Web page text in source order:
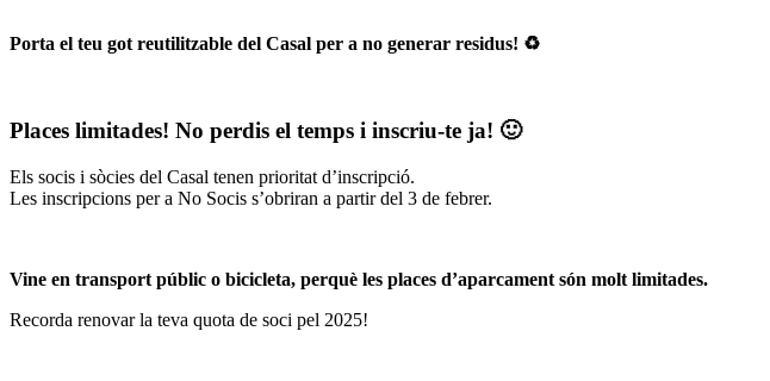
Porta el teu got reutilitzable del Casal per a no generar residus! ♻️
Places limitades! No perdis el temps i inscriu-te ja! 🙂
Els socis i sòcies del Casal tenen prioritat d’inscripció.
Les inscripcions per a No Socis s’obriran a partir del 3 de febrer.
Vine en transport públic o bicicleta, perquè les places d’aparcament són molt limitades.
Recorda renovar la teva quota de soci pel 2025!